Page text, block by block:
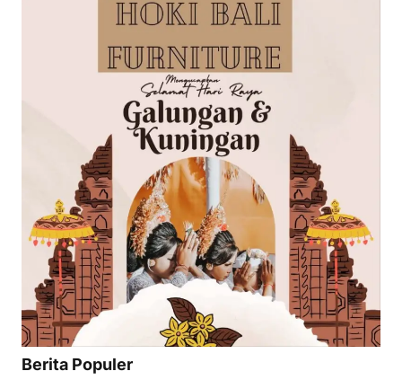
Berita Populer